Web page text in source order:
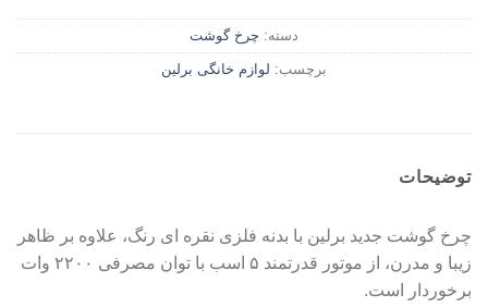
دسته: چرخ گوشت
برچسب: لوازم خانگی برلین
توضیحات
چرخ گوشت جدید برلین با بدنه فلزی نقره ای رنگ، علاوه بر ظاهر
زیبا و مدرن، از موتور قدرتمند ۵ اسب با توان مصرفی ۲۲۰۰ وات
برخوردار است.